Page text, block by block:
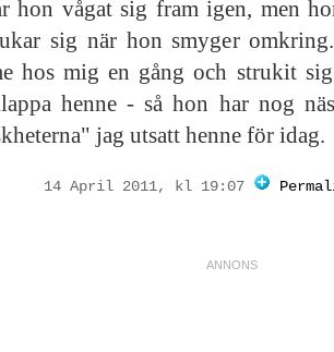
hon vågat sig fram igen, men
sig när hon smyger
hos mig en gång och strukit
henne - så hon har nog
jag utsatt henne för idag.
14 April 2011, kl 19:07